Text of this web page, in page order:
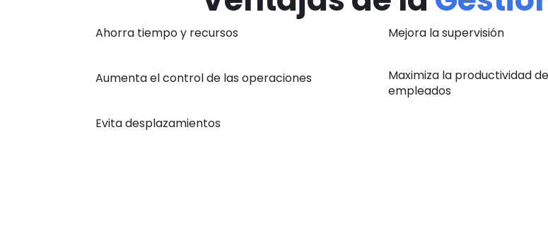
Ahorra tiempo y recursos Mejora la supervisión
Aumenta el control de las operaciones
Maximiza la productividad
empleados
Evita desplazamientos